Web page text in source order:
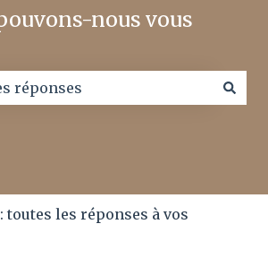
nous vous
toutes les réponses à vos